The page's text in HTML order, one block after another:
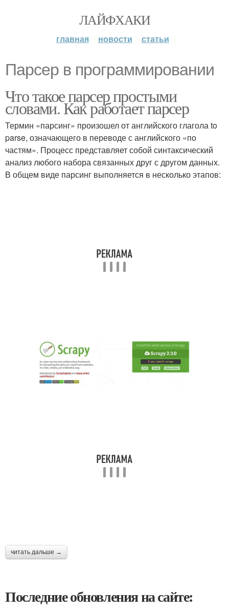
ЛАЙФХАКИ
главная новости статьи
Парсер в программировании
Что такое парсер простыми
словами. Как работает парсер
Термин «парсинг» произошел от английского глагола to
parse, означающего в переводе с английского «по
частям». Процесс представляет собой синтаксический
анализ любого набора связанных друг с другом данных.
В общем виде парсинг выполняется в несколько этапов:
читать дальше →
Последние обновления на сайте: